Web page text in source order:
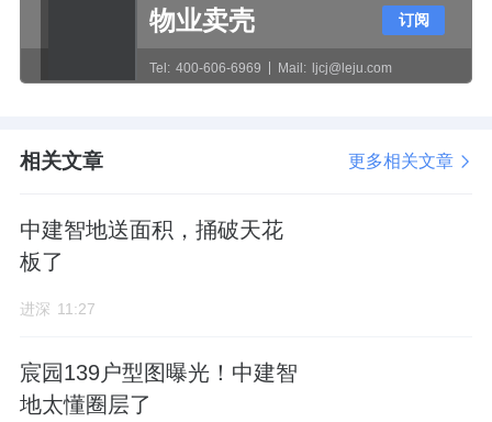
一来保证居住的安静与隐私性，二来也免于占
用住宅容积率。
周。
根据规划，地铁出入口地上地下一体化的商业
设施，拟布局小规模精品商业，实现与周边商
业的错位互补。
从商业建筑效果图呈现的立面形态来看，汲取
了巴黎街头常见的高奢门店艺术风格。
物业卖壳
Tel: 400-606-6969 Mail: ljcj@leju.com
订阅
相关文章 更多相关文章
中建智地送面积，捅破天花
板了
进深 11:27
宸园139户型图曝光！中建智
地太懂圈层了